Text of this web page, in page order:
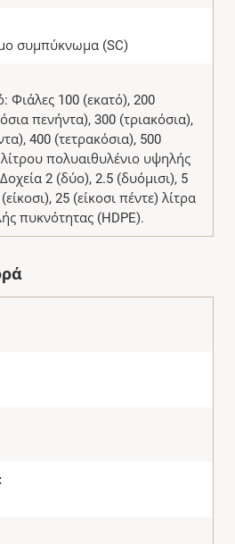
συμπύκνωμα (SC)
Φιάλες 100 (εκατό), 200
πενήντα), 300 (τριακόσια),
400 (τετρακόσια), 500
πολυαιθυλένιο υψηλής
2 (δύο), 2.5 (δυόμισι), 5
25 (είκοσι πέντε) λίτρα
πυκνότητας (HDPE).